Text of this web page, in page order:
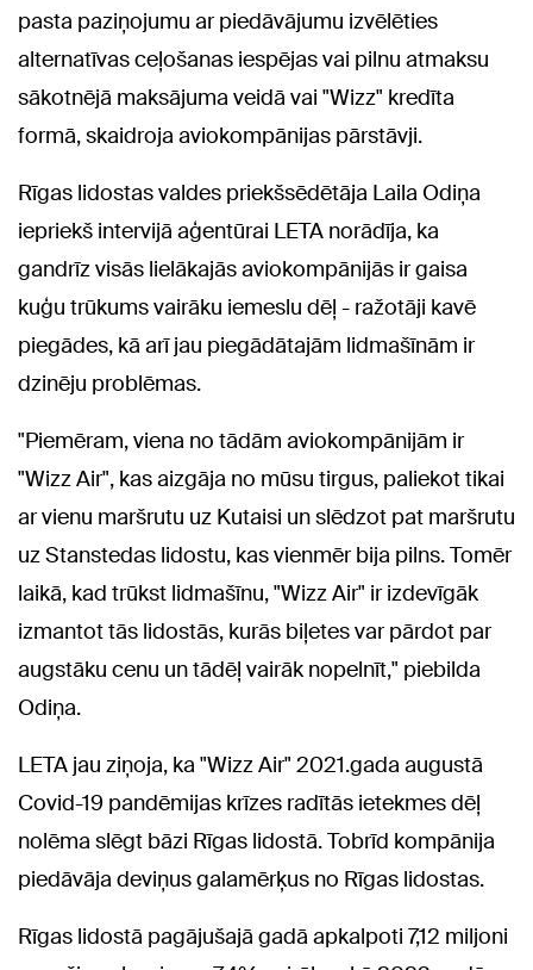
pasta paziņojumu ar piedāvājumu izvēlēties
alternatīvas ceļošanas iespējas vai pilnu atmaksu
sākotnējā maksājuma veidā vai "Wizz" kredīta
formā, skaidroja aviokompānijas pārstāvji.
Rīgas lidostas valdes priekšsēdētāja Laila Odiņa
iepriekš intervijā aģentūrai LETA norādīja, ka
gandrīz visās lielākajās aviokompānijās ir gaisa
kuģu trūkums vairāku iemeslu dēļ - ražotāji kavē
piegādes, kā arī jau piegādātajām lidmašīnām ir
dzinēju problēmas.
"Piemēram, viena no tādām aviokompānijām ir
"Wizz Air", kas aizgāja no mūsu tirgus, paliekot tikai
ar vienu maršrutu uz Kutaisi un slēdzot pat maršrutu
uz Stanstedas lidostu, kas vienmēr bija pilns. Tomēr
laikā, kad trūkst lidmašīnu, "Wizz Air" ir izdevīgāk
izmantot tās lidostās, kurās biļetes var pārdot par
augstāku cenu un tādēļ vairāk nopelnīt," piebilda
Odiņa.
LETA jau ziņoja, ka "Wizz Air" 2021.gada augustā
Covid-19 pandēmijas krīzes radītās ietekmes dēļ
nolēma slēgt bāzi Rīgas lidostā. Tobrīd kompānija
piedāvāja deviņus galamērķus no Rīgas lidostas.
Rīgas lidostā pagājušajā gadā apkalpoti 7,12 miljoni